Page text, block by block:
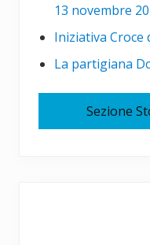
13 novembre
Iniziativa Croce
La partigiana
Sezione